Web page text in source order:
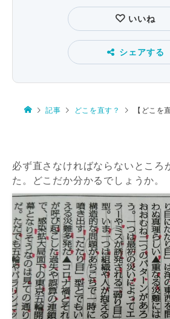
いいね
シェアする
記事 どこを直す？ 【どこを直
必ず直さなければならないところ
た。どこだか分かるでしょうか。